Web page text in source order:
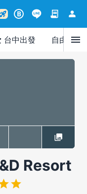
rocket_launch B contract person
台中出發 自由行menu
Resort